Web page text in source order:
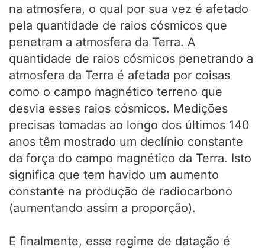
na atmosfera, o qual por sua vez é afetado
pela quantidade de raios cósmicos que
penetram a atmosfera da Terra. A
quantidade de raios cósmicos penetrando a
atmosfera da Terra é afetada por coisas
como o campo magnético terreno que
desvia esses raios cósmicos. Medições
precisas tomadas ao longo dos últimos 140
anos têm mostrado um declínio constante
da força do campo magnético da Terra. Isto
significa que tem havido um aumento
constante na produção de radiocarbono
(aumentando assim a proporção).
E finalmente, esse regime de datação é